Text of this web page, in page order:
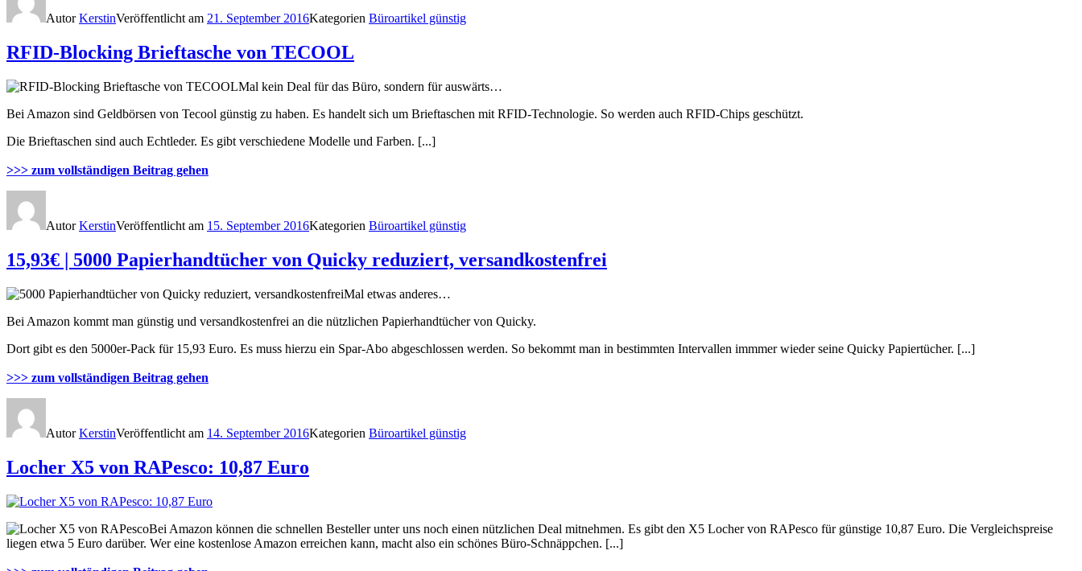
AutorKerstinVeröffentlicht am 21. September 2016Kategorien Büroartikel günstig
RFID-Blocking Brieftasche von TECOOL
Mal kein Deal für das Büro, sondern für auswärts…
Bei Amazon sind Geldbörsen von Tecool günstig zu haben. Es handelt sich um Brieftaschen mit RFID-Technologie. So werden auch RFID-Chips geschützt.
Die Brieftaschen sind auch Echtleder. Es gibt verschiedene Modelle und Farben. [...]
>>> zum vollständigen Beitrag gehen
AutorKerstinVeröffentlicht am 15. September 2016Kategorien Büroartikel günstig
15,93€ | 5000 Papierhandtücher von Quicky reduziert, versandkostenfrei
Mal etwas anderes…
Bei Amazon kommt man günstig und versandkostenfrei an die nützlichen Papierhandtücher von Quicky.
Dort gibt es den 5000er-Pack für 15,93 Euro. Es muss hierzu ein Spar-Abo abgeschlossen werden. So bekommt man in bestimmten Intervallen immmer wieder seine Quicky Papiertücher. [...]
>>> zum vollständigen Beitrag gehen
AutorKerstinVeröffentlicht am 14. September 2016Kategorien Büroartikel günstig
Locher X5 von RAPesco: 10,87 Euro
Bei Amazon können die schnellen Besteller unter uns noch einen nützlichen Deal mitnehmen. Es gibt den X5 Locher von RAPesco für günstige 10,87 Euro. Die Vergleichspreise
liegen etwa 5 Euro darüber. Wer eine kostenlose Amazon erreichen kann, macht also ein schönes Büro-Schnäppchen. [...]